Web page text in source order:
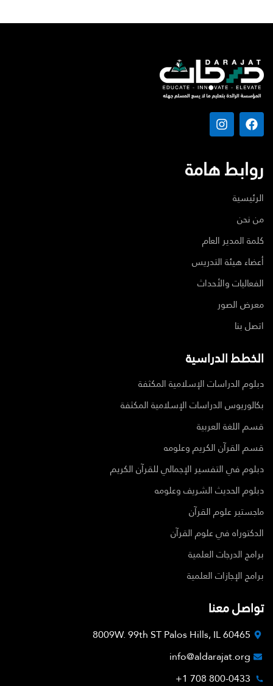
روابط هامة
الرئيسية
من نحن
كلمة المدير العام
أعضاء هيئة التدريس
الفعاليات والأحداث
معرض الصور
اتصل بنا
الخطط الدراسية
دبلوم الدراسات الإسلامية المكثفة
بكالوريوس الدراسات الإسلامية المكثفة
قسم اللغة العربية
قسم القرآن الكريم وعلومه
دبلوم في التفسير الإجمالي للقرآن الكريم
دبلوم الحديث الشريف وعلومه
ماجستير علوم القرآن
الدكتوراه في علوم القرآن
برامج الدرجات العلمية
برامج الإجازات العلمية
تواصل معنا
8009W. 99th ST Palos Hills, IL 60465
info@aldarajat.org
800-0433 708 1+